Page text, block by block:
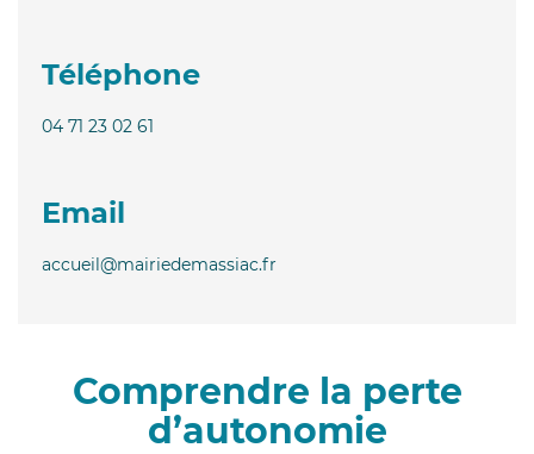
Téléphone
04 71 23 02 61
Email
accueil@mairiedemassiac.fr
Comprendre la perte
d’autonomie